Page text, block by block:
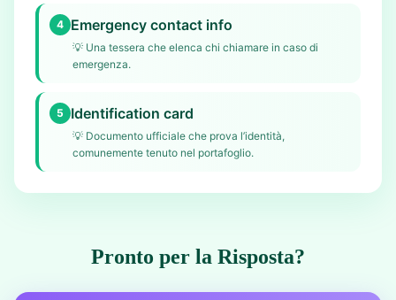
4 Emergency contact info
💡 Una tessera che elenca chi chiamare in caso di
emergenza.
5 Identification card
💡 Documento ufficiale che prova l’identità,
comunemente tenuto nel portafoglio.
Pronto per la Risposta?